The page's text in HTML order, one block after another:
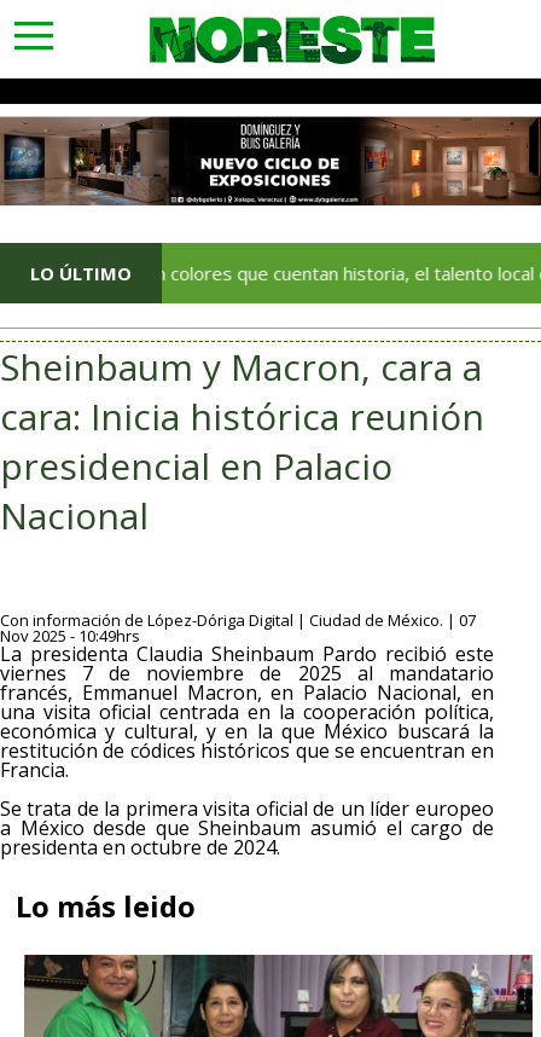
toggle
navigation
LO ÚLTIMO
Con colores que cuentan historia, el talento local deja
Sheinbaum y Macron, cara a
cara: Inicia histórica reunión
presidencial en Palacio
Nacional
Con información de López-Dóriga Digital | Ciudad de México. | 07
Nov 2025 - 10:49hrs
La presidenta Claudia Sheinbaum Pardo recibió este
viernes 7 de noviembre de 2025 al mandatario
francés, Emmanuel Macron, en Palacio Nacional, en
una visita oficial centrada en la cooperación política,
económica y cultural, y en la que México buscará la
restitución de códices históricos que se encuentran en
Francia.
Se trata de la primera visita oficial de un líder europeo
a México desde que Sheinbaum asumió el cargo de
presidenta en octubre de 2024.
Lo más leido